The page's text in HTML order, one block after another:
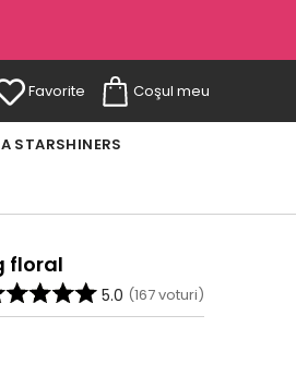
Favorite Coşul meu
STARSHINERS
floral
5.0 (167voturi)